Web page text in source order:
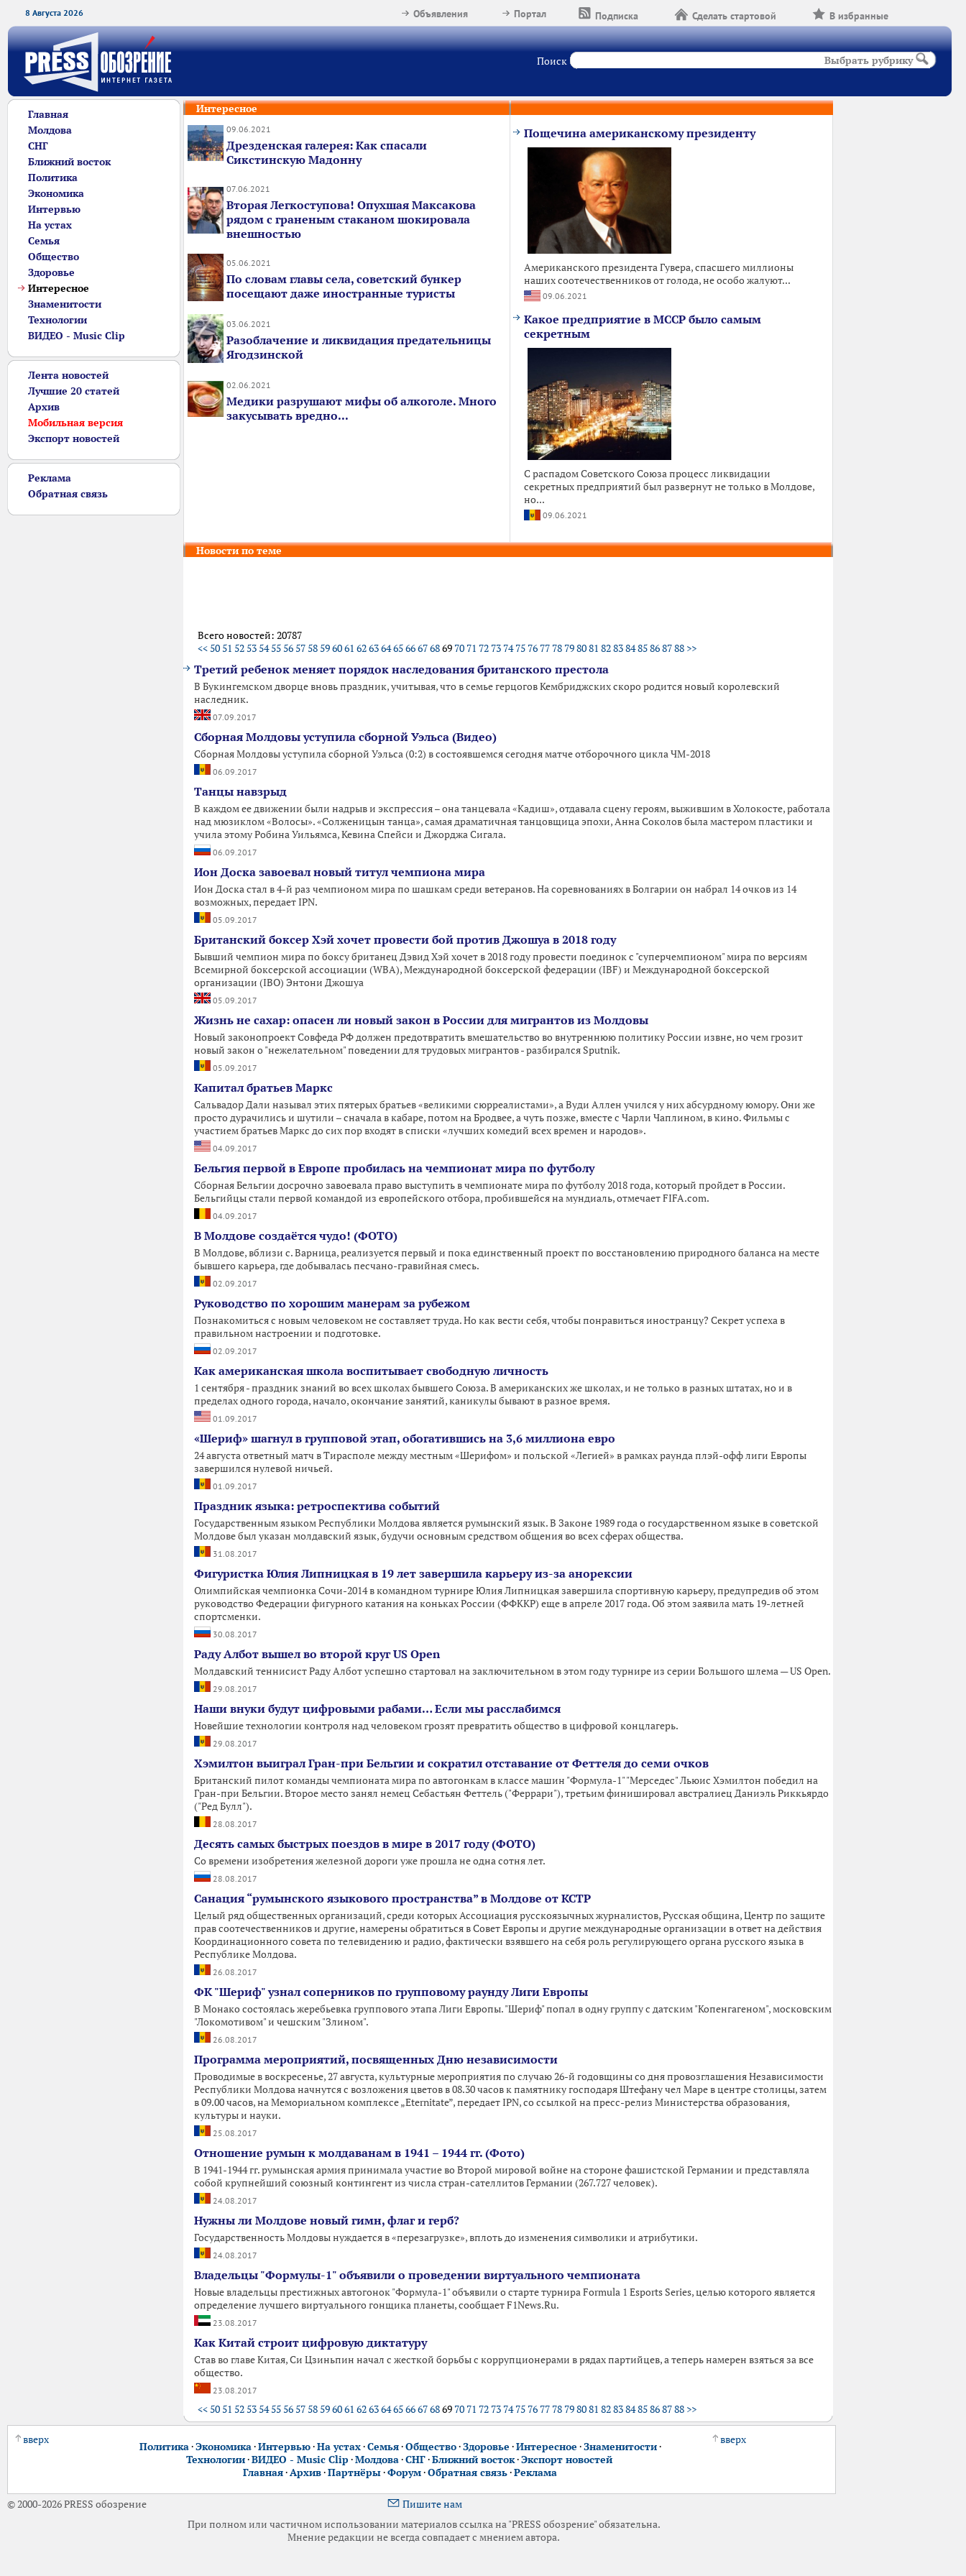
8 Августа 2026 В избранные
Сделать стартовой
Подписка
Портал
Объявления
Поиск Выбрать рубрику
Главная
Молдова
СНГ
Ближний восток
Политика
Экономика
Интервью
На устах
Семья
Общество
Здоровье
Интересное
Знаменитости
Технологии
ВИДЕО - Music Clip
Лента новостей
Лучшие 20 статей
Архив
Мобильная версия
Экспорт новостей
Реклама
Обратная связь
Интересное
09.06.2021
Дрезденская галерея: Как спасали
Сикстинскую Мадонну
07.06.2021
Вторая Легкоступова! Опухшая Максакова
рядом с граненым стаканом шокировала
внешностью
05.06.2021
По словам главы села, советский бункер
посещают даже иностранные туристы
03.06.2021
Разоблачение и ликвидация предательницы
Ягодзинской
02.06.2021
Медики разрушают мифы об алкоголе. Много
закусывать вредно...
Пощечина американскому президенту
Американского президента Гувера, спасшего миллионы
наших соотечественников от голода, не особо жалуют...
09.06.2021
Какое предприятие в МССР было самым
секретным
С распадом Советского Союза процесс ликвидации
секретных предприятий был развернут не только в Молдове,
но...
09.06.2021
Новости по теме
Всего новостей: 20787
<< 50 51 52 53 54 55 56 57 58 596061 6263646566676869 70 71 72 73 74 75 76 77 78 798081 82838485868788 >>
Третий ребенок меняет порядок наследования британского престола
В Букингемском дворце вновь праздник, учитывая, что в семье герцогов Кембриджских скоро родится новый королевский
наследник.
07.09.2017
Сборная Молдовы уступила сборной Уэльса (Видео)
Сборная Молдовы уступила сборной Уэльса (0:2) в состоявшемся сегодня матче отборочного цикла ЧМ-2018
06.09.2017
Танцы навзрыд
В каждом ее движении были надрыв и экспрессия – она танцевала «Кадиш», отдавала сцену героям, выжившим в Холокосте, работала
над мюзиклом «Волосы». «Солженицын танца», самая драматичная танцовщица эпохи, Анна Соколов была мастером пластики и
учила этому Робина Уильямса, Кевина Спейси и Джорджа Сигала.
06.09.2017
Ион Доска завоевал новый титул чемпиона мира
Ион Доска стал в 4-й раз чемпионом мира по шашкам среди ветеранов. На соревнованиях в Болгарии он набрал 14 очков из 14
возможных, передает IPN.
05.09.2017
Британский боксер Хэй хочет провести бой против Джошуа в 2018 году
Бывший чемпион мира по боксу британец Дэвид Хэй хочет в 2018 году провести поединок с "суперчемпионом" мира по версиям
Всемирной боксерской ассоциации (WBA), Международной боксерской федерации (IBF) и Международной боксерской
организации (IBO) Энтони Джошуа
05.09.2017
Жизнь не сахар: опасен ли новый закон в России для мигрантов из Молдовы
Новый законопроект Совфеда РФ должен предотвратить вмешательство во внутреннюю политику России извне, но чем грозит
новый закон о "нежелательном" поведении для трудовых мигрантов - разбирался Sputnik.
05.09.2017
Капитал братьев Маркс
Сальвадор Дали называл этих пятерых братьев «великими сюрреалистами», а Вуди Аллен учился у них абсурдному юмору. Они же
просто дурачились и шутили – сначала в кабаре, потом на Бродвее, а чуть позже, вместе с Чарли Чаплином, в кино. Фильмы с
участием братьев Маркс до сих пор входят в списки «лучших комедий всех времен и народов».
04.09.2017
Бельгия первой в Европе пробилась на чемпионат мира по футболу
Сборная Бельгии досрочно завоевала право выступить в чемпионате мира по футболу 2018 года, который пройдет в России.
Бельгийцы стали первой командой из европейского отбора, пробившейся на мундиаль, отмечает FIFA.com.
04.09.2017
В Молдове создаётся чудо! (ФОТО)
В Молдове, вблизи с. Варница, реализуется первый и пока единственный проект по восстановлению природного баланса на месте
бывшего карьера, где добывалась песчано-гравийная смесь.
02.09.2017
Руководство по хорошим манерам за рубежом
Познакомиться с новым человеком не составляет труда. Но как вести себя, чтобы понравиться иностранцу? Секрет успеха в
правильном настроении и подготовке.
02.09.2017
Как американская школа воспитывает свободную личность
1 сентября - праздник знаний во всех школах бывшего Союза. В американских же школах, и не только в разных штатах, но и в
пределах одного города, начало, окончание занятий, каникулы бывают в разное время.
01.09.2017
«Шериф» шагнул в групповой этап, обогатившись на 3,6 миллиона евро
24 августа ответный матч в Тирасполе между местным «Шерифом» и польской «Легией» в рамках раунда плэй-офф лиги Европы
завершился нулевой ничьей.
01.09.2017
Праздник языка: ретроспектива событий
Государственным языком Республики Молдова является румынский язык. В Законе 1989 года о государственном языке в советской
Молдове был указан молдавский язык, будучи основным средством общения во всех сферах общества.
31.08.2017
Фигуристка Юлия Липницкая в 19 лет завершила карьеру из-за анорексии
Олимпийская чемпионка Сочи-2014 в командном турнире Юлия Липницкая завершила спортивную карьеру, предупредив об этом
руководство Федерации фигурного катания на коньках России (ФФККР) еще в апреле 2017 года. Об этом заявила мать 19-летней
спортсменки.
30.08.2017
Раду Албот вышел во второй круг US Open
Молдавский теннисист Раду Албот успешно стартовал на заключительном в этом году турнире из серии Большого шлема — US Open.
29.08.2017
Наши внуки будут цифровыми рабами… Если мы расслабимся
Новейшие технологии контроля над человеком грозят превратить общество в цифровой концлагерь.
29.08.2017
Хэмилтон выиграл Гран-при Бельгии и сократил отставание от Феттеля до семи очков
Британский пилот команды чемпионата мира по автогонкам в классе машин "Формула-1" "Мерседес" Льюис Хэмилтон победил на
Гран-при Бельгии. Второе место занял немец Себастьян Феттель ("Феррари"), третьим финишировал австралиец Даниэль Риккьярдо
("Ред Булл").
28.08.2017
Десять самых быстрых поездов в мире в 2017 году (ФОТО)
Со времени изобретения железной дороги уже прошла не одна сотня лет.
28.08.2017
Санация “румынского языкового пространства” в Молдове от КСТР
Целый ряд общественных организаций, среди которых Ассоциация русскоязычных журналистов, Русская община, Центр по защите
прав соотечественников и другие, намерены обратиться в Совет Европы и другие международные организации в ответ на действия
Координационного совета по телевидению и радио, фактически взявшего на себя роль регулирующего органа русского языка в
Республике Молдова.
26.08.2017
ФК "Шериф" узнал соперников по групповому раунду Лиги Европы
В Монако состоялась жеребьевка группового этапа Лиги Европы. "Шериф" попал в одну группу с датским "Копенгагеном", московским
"Локомотивом" и чешским "Злином".
26.08.2017
Программа мероприятий, посвященных Дню независимости
Проводимые в воскресенье, 27 августа, культурные мероприятия по случаю 26-й годовщины со дня провозглашения Независимости
Республики Молдова начнутся с возложения цветов в 08.30 часов к памятнику господаря Штефану чел Маре в центре столицы, затем
в 09.00 часов, на Мемориальном комплексе „Eternitate”, передает IPN, со ссылкой на пресс-релиз Министерства образования,
культуры и науки.
25.08.2017
Отношение румын к молдаванам в 1941 – 1944 гг. (Фото)
B 1941-1944 гг. румынская армия принимала участие во Второй мировой войне на стороне фашистской Германии и представляла
собой крупнейший союзный контингент из числа стран-сателлитов Германии (267.727 человек).
24.08.2017
Нужны ли Молдове новый гимн, флаг и герб?
Государственность Молдовы нуждается в «перезагрузке», вплоть до изменения символики и атрибутики.
24.08.2017
Владельцы "Формулы-1" объявили о проведении виртуального чемпионата
Новые владельцы престижных автогонок "Формула-1" объявили о старте турнира Formula 1 Esports Series, целью которого является
определение лучшего виртуального гонщика планеты, сообщает F1News.Ru.
23.08.2017
Как Китай строит цифровую диктатуру
Став во главе Китая, Си Цзиньпин начал с жесткой борьбы с коррупционерами в рядах партийцев, а теперь намерен взяться за все
общество.
23.08.2017
<< 50 51 52 53 54 55 56 57 58 596061 6263646566676869 70 71 72 73 74 75 76 77 78 798081 82838485868788 >>
вверх
Политика·Экономика·Интервью·На устах·Семья·Общество·Здоровье ·Интересное ·Знаменитости·
Технологии·ВИДЕО - Music Clip ·Молдова·СНГ·Ближний восток·Экспорт новостей
Главная·Архив·Партнёры·Форум·Обратная связь·Реклама
вверх
© 2000-2026 PRESS обозрение
Пишите нам
При полном или частичном использовании материалов ссылка на "PRESS обозрение" обязательна.
Мнение редакции не всегда совпадает с мнением автора.